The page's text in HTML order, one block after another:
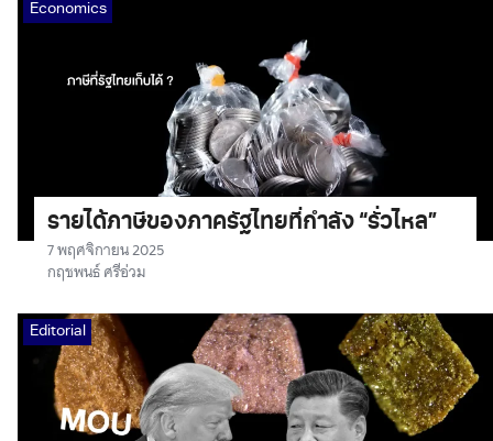
Economics
รายได้ภาษีของภาครัฐไทยที่กำลัง “รั่วไหล”
7 พฤศจิกายน 2025
กฤชพนธ์ ศรีอ่วม
Editorial